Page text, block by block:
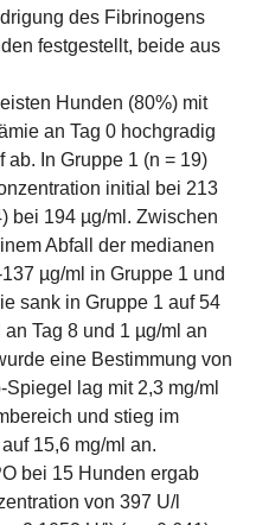
des Fibrinogens
festgestellt, beide aus
Hunden (80%) mit
an Tag 0 hochgradig
ab. In Gruppe 1 (n = 19)
initial bei 213
bei 194 µg/ml. Zwischen
Abfall der medianen
µg/ml in Gruppe 1 und
sank in Gruppe 1 auf 54
Tag 8 und 1 µg/ml an
eine Bestimmung von
lag mit 2,3 mg/ml
und stieg im
15,6 mg/ml an.
bei 15 Hunden ergab
von 397 U/l